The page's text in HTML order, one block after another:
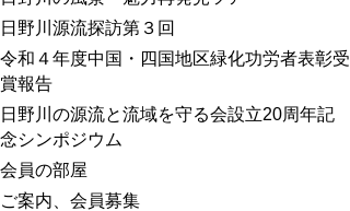
日野川源流探訪第３回
令和４年度中国・四国地区緑化功労者表彰受
賞報告
日野川の源流と流域を守る会設立20周年記
念シンポジウム
会員の部屋
ご案内、会員募集